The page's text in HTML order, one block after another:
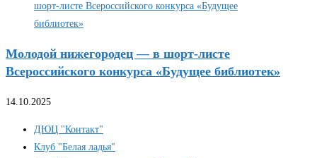
Молодой нижегородец — в шорт-листе
Всероссийского конкурса «Будущее библиотек»
14.10.2025
ДЮЦ "Контакт"
Клуб "Белая ладья"